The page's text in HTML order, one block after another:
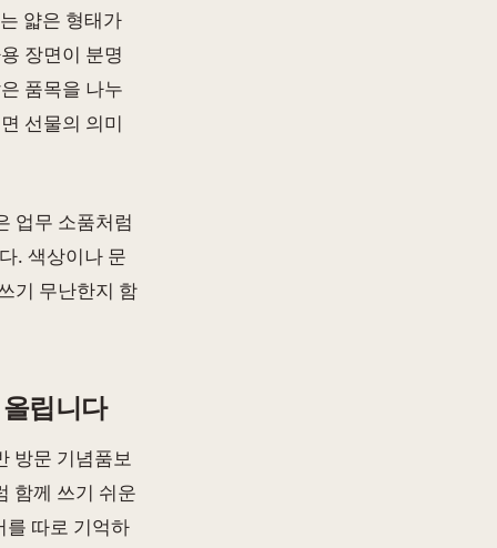
얇은 형태가
장면이 분명
품목을 나누
선물의 의미
업무 소품처럼
. 색상이나 문
기 무난한지 함
립니다
방문 기념품보
함께 쓰기 쉬운
를 따로 기억하